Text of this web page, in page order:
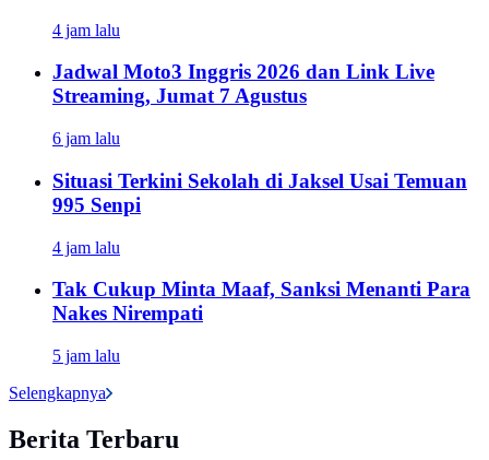
4 jam lalu
Jadwal Moto3 Inggris 2026 dan Link Live
Streaming, Jumat 7 Agustus
6 jam lalu
Situasi Terkini Sekolah di Jaksel Usai Temuan
995 Senpi
4 jam lalu
Tak Cukup Minta Maaf, Sanksi Menanti Para
Nakes Nirempati
5 jam lalu
Selengkapnya
Berita Terbaru